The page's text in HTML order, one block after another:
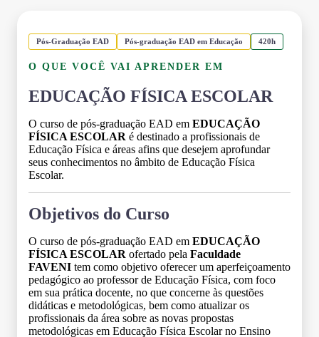
Pós-Graduação EAD Pós-graduação EAD em Educação 420h
O QUE VOCÊ VAI APRENDER EM
EDUCAÇÃO FÍSICA ESCOLAR
O curso de pós-graduação EAD em EDUCAÇÃO
FÍSICA ESCOLAR é destinado a profissionais de
Educação Física e áreas afins que desejem aprofundar
seus conhecimentos no âmbito de Educação Física
Escolar.
Objetivos do Curso
O curso de pós-graduação EAD em EDUCAÇÃO
FÍSICA ESCOLAR ofertado pela Faculdade
FAVENI tem como objetivo oferecer um aperfeiçoamento
pedagógico ao professor de Educação Física, com foco
em sua prática docente, no que concerne às questões
didáticas e metodológicas, bem como atualizar os
profissionais da área sobre as novas propostas
metodológicas em Educação Física Escolar no Ensino